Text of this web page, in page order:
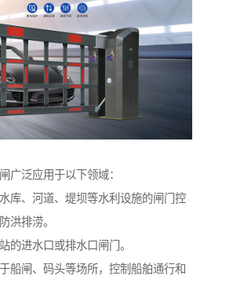
广泛应用于以下领域：
库、河道、堤坝等水利设施的闸门控
洪排涝。
的进水口或排水口闸门。
船闸、码头等场所，控制船舶通行和